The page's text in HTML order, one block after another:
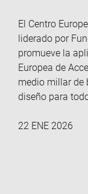
El Centro
liderado por
promueve la
Europea de
medio millar de
diseño para
22 ENE 2026